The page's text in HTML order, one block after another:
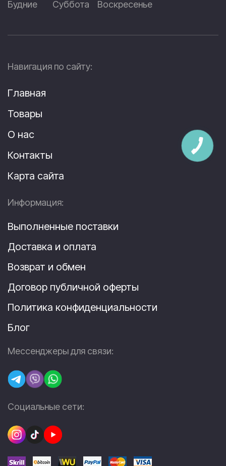
Будние
Суббота
Воскресенье
Навигация по сайту:
Главная
Товары
О нас
Контакты
Карта сайта
Информация:
Выполненные поставки
Доставка и оплата
Возврат и обмен
Договор публичной оферты
Политика конфиденциальности
Блог
Мессенджеры для связи:
Социальные сети: